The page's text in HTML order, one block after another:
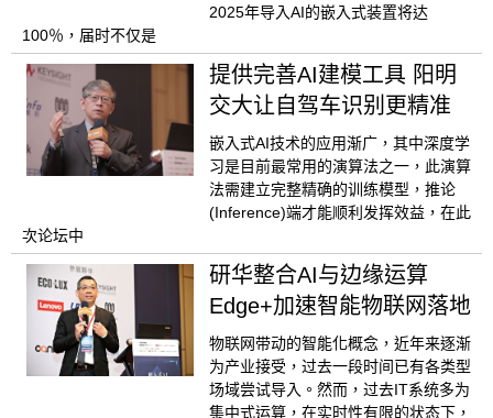
2025年导入AI的嵌入式装置将达
100％，届时不仅是
提供完善AI建模工具 阳明
交大让自驾车识别更精准
嵌入式AI技术的应用渐广，其中深度学
习是目前最常用的演算法之一，此演算
法需建立完整精确的训练模型，推论
(Inference)端才能顺利发挥效益，在此
次论坛中
研华整合AI与边缘运算
Edge+加速智能物联网落地
物联网带动的智能化概念，近年来逐渐
为产业接受，过去一段时间已有各类型
场域尝试导入。然而，过去IT系统多为
集中式运算，在实时性有限的状态下，